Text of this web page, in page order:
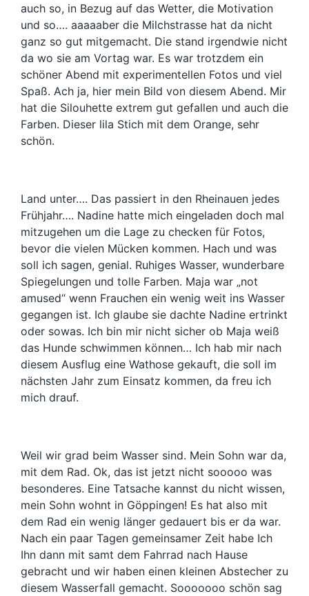
auch so, in Bezug auf das Wetter, die Motivation
und so…. aaaaaber die Milchstrasse hat da nicht
ganz so gut mitgemacht. Die stand irgendwie nicht
da wo sie am Vortag war. Es war trotzdem ein
schöner Abend mit experimentellen Fotos und viel
Spaß. Ach ja, hier mein Bild von diesem Abend. Mir
hat die Silouhette extrem gut gefallen und auch die
Farben. Dieser lila Stich mit dem Orange, sehr
schön.
Land unter…. Das passiert in den Rheinauen jedes
Frühjahr…. Nadine hatte mich eingeladen doch mal
mitzugehen um die Lage zu checken für Fotos,
bevor die vielen Mücken kommen. Hach und was
soll ich sagen, genial. Ruhiges Wasser, wunderbare
Spiegelungen und tolle Farben. Maja war „not
amused“ wenn Frauchen ein wenig weit ins Wasser
gegangen ist. Ich glaube sie dachte Nadine ertrinkt
oder sowas. Ich bin mir nicht sicher ob Maja weiß
das Hunde schwimmen können… Ich hab mir nach
diesem Ausflug eine Wathose gekauft, die soll im
nächsten Jahr zum Einsatz kommen, da freu ich
mich drauf.
Weil wir grad beim Wasser sind. Mein Sohn war da,
mit dem Rad. Ok, das ist jetzt nicht sooooo was
besonderes. Eine Tatsache kannst du nicht wissen,
mein Sohn wohnt in Göppingen! Es hat also mit
dem Rad ein wenig länger gedauert bis er da war.
Nach ein paar Tagen gemeinsamer Zeit habe Ich
Ihn dann mit samt dem Fahrrad nach Hause
gebracht und wir haben einen kleinen Abstecher zu
diesem Wasserfall gemacht. Sooooooo schön sag